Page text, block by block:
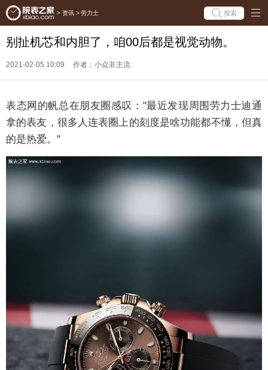
> 资讯 > 劳力士 搜索
别扯机芯和内胆了，咱00后都是视觉动物。
2021-02-05 10:09 作者：小众非主流
表态网的帆总在朋友圈感叹："最近发现周围劳力士迪通
拿的表友，很多人连表圈上的刻度是啥功能都不懂，但真
的是热爱。"